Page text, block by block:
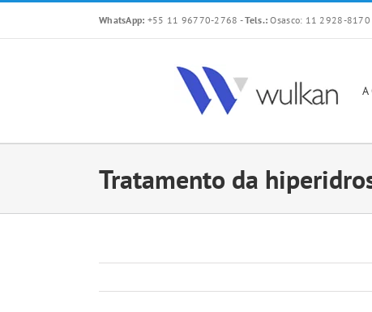
to
WhatsApp: +55 11 96770-2768 -Tels.: Osasco: 11 2928-
A
Tratamento da